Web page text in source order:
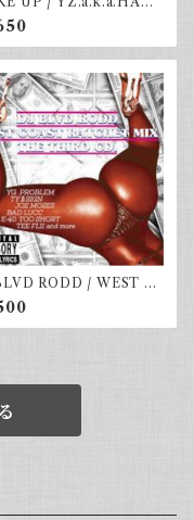
RODD / WEST C
RATCHET MIX